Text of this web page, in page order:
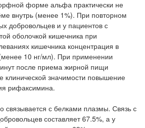
форме альфа практически не
внутрь (менее 1%). При повторном
добровольцев и у пациентов с
оболочкой кишечника при
кишечника концентрация в
10 нг/мл). При применении
после приема жирной пищи
значимости повышение
рифаксимина.
с белками плазмы. Связь с
составляет 67.5%, а у